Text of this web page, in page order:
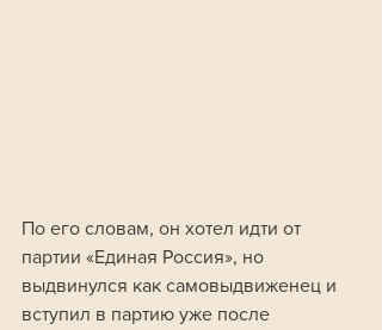
По его словам, он хотел идти от
партии «Единая Россия», но
выдвинулся как самовыдвиженец и
вступил в партию уже после